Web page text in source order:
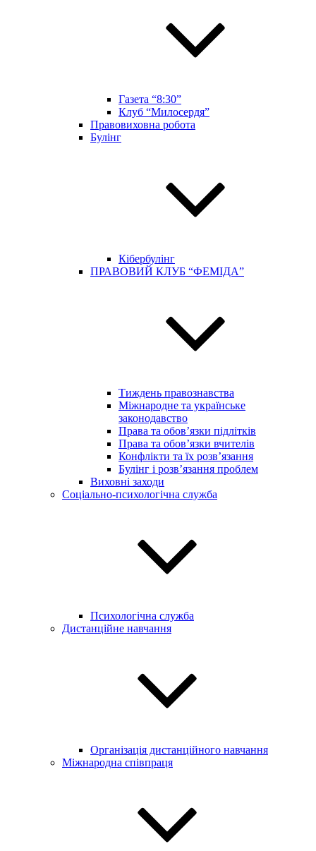
Газета “8:30”
Клуб “Милосердя”
Правовиховна робота
Булінг
Кібербулінг
ПРАВОВИЙ КЛУБ “ФЕМІДА”
Тиждень правознавства
Міжнародне та українське
законодавство
Права та обов’язки підлітків
Права та обов’язки вчителів
Конфлікти та їх розв’язання
Булінг і розв’язання проблем
Виховні заходи
Соціально-психологічна служба
Психологічна служба
Дистанційне навчання
Організація дистанційного навчання
Міжнародна співпраця